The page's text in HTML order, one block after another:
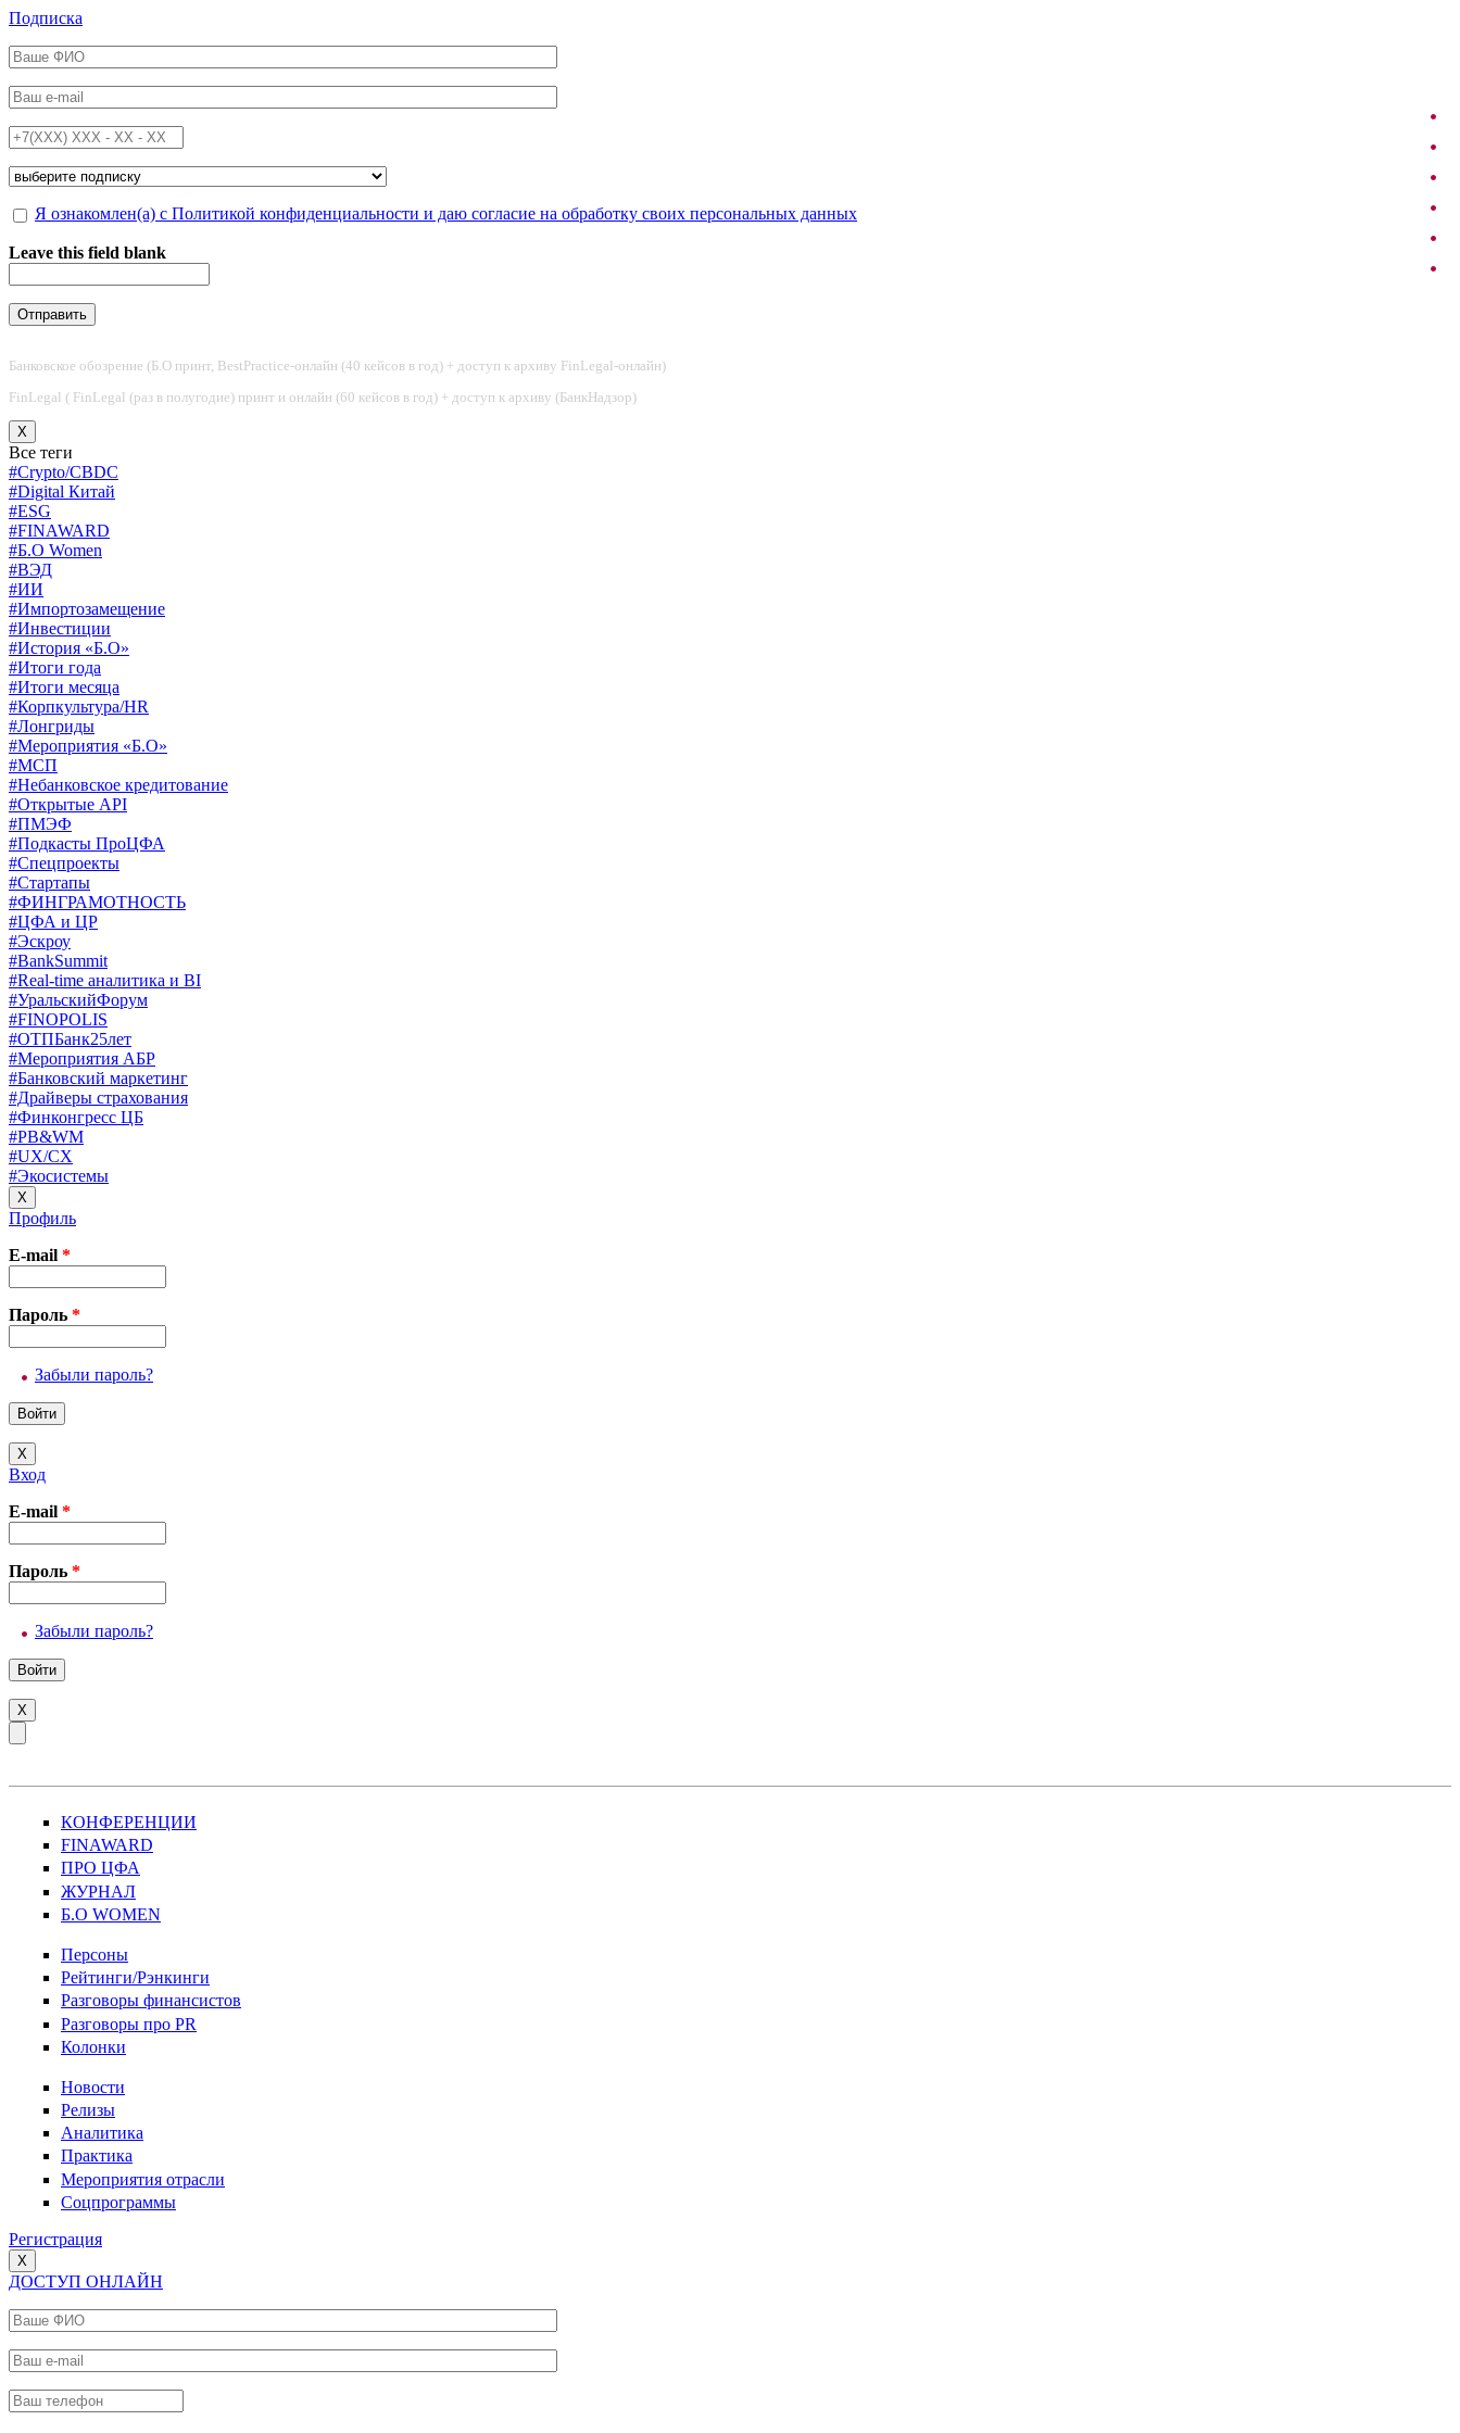
Перейти к основному содержанию
Подписка
ФИО*
Email*
Телефон*
Подписка на*
Обработка персональных данных*
Я ознакомлен(а) с Политикой конфиденциальности и даю согласие на обработку своих персональных данных
Leave this field blank
Банковское обозрение (Б.О принт, BestPractice-онлайн (40 кейсов в год) + доступ к архиву FinLegal-онлайн)
FinLegal ( FinLegal (раз в полугодие) принт и онлайн (60 кейсов в год) + доступ к архиву (БанкНадзор)
X
Все теги
#Crypto/CBDC
#Digital Китай
#ESG
#FINAWARD
#Б.О Women
#ВЭД
#ИИ
#Импортозамещение
#Инвестиции
#История «Б.О»
#Итоги года
#Итоги месяца
#Корпкультура/HR
#Лонгриды
#Мероприятия «Б.О»
#МСП
#Небанковское кредитование
#Открытые API
#ПМЭФ
#Подкасты ПроЦФА
#Спецпроекты
#Стартапы
#ФИНГРАМОТНОСТЬ
#ЦФА и ЦР
#Эскроу
#BankSummit
#Real-time аналитика и BI
#УральскийФорум
#FINOPOLIS
#ОТПБанк25лет
#Мероприятия АБР
#Банковский маркетинг
#Драйверы страхования
#Финконгресс ЦБ
#PB&WM
#UX/CX
#Экосистемы
X
Профиль
E-mail *
Пароль *
Забыли пароль?
X
Вход
E-mail *
Пароль *
Забыли пароль?
X
КОНФЕРЕНЦИИ
FINAWARD
ПРО ЦФА
ЖУРНАЛ
Б.О WOMEN
Персоны
Рейтинги/Рэнкинги
Разговоры финансистов
Разговоры про PR
Колонки
Новости
Релизы
Аналитика
Практика
Мероприятия отрасли
Соцпрограммы
Регистрация
X
ДОСТУП ОНЛАЙН
Ваше ФИО
Ваш e-mail
Ваш телефон